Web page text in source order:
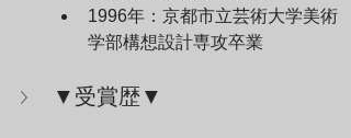
1996年：京都市立芸術大学美術
学部構想設計専攻卒業
▼受賞歴▼